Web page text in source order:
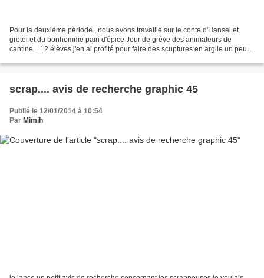
Pour la deuxième période , nous avons travaillé sur le conte d'Hansel et
gretel et du bonhomme pain d'épice Jour de grève des animateurs de
cantine ...12 élèves j'en ai profité pour faire des scuptures en argile un peu
scrap.... avis de recherche graphic 45
Publié le 12/01/2014 à 10:54
Par Mimih